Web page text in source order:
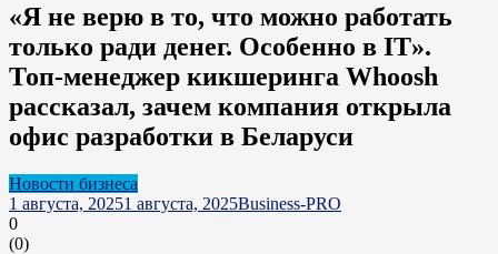
«Я не верю в то, что можно работать
только ради денег. Особенно в IT».
Топ-менеджер кикшеринга Whoosh
рассказал, зачем компания открыла
офис разработки в Беларуси
Новости бизнеса
1 августа, 20251 августа, 2025Business-PRO
0
(0)